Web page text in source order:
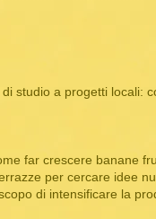
studio a progetti locali:
far crescere banane
per cercare idee
di intensificare la